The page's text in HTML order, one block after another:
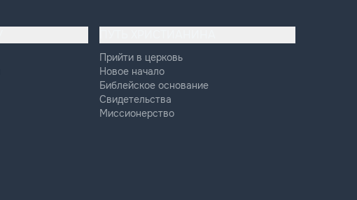
Прийти в церковь
Новое начало
Библейское основание
Свидетельства
Миссионерство